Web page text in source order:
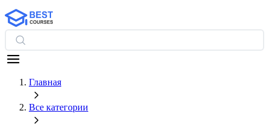
Главная
Все категории